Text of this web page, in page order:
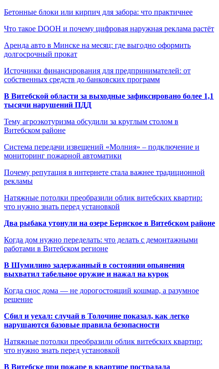
Бетонные блоки или кирпич для забора: что практичнее
Что такое DOOH и почему цифровая наружная реклама растёт
Аренда авто в Минске на месяц: где выгодно оформить
долгосрочный прокат
Источники финансирования для предпринимателей: от
собственных средств до банковских программ
В Витебской области за выходные зафиксировано более 1,1
тысячи нарушений ПДД
Тему агроэкотуризма обсудили за круглым столом в
Витебском районе
Система передачи извещений «Молния» – подключение и
мониторинг пожарной автоматики
Почему репутация в интернете стала важнее традиционной
рекламы
Натяжные потолки преобразили облик витебских квартир:
что нужно знать перед установкой
Два рыбака утонули на озере Бернское в Витебском районе
Когда дом нужно переделать: что делать с демонтажными
работами в Витебском регионе
В Шумилино задержанный в состоянии опьянения
выхватил табельное оружие и нажал на курок
Когда снос дома — не дорогостоящий кошмар, а разумное
решение
Сбил и уехал: случай в Толочине показал, как легко
нарушаются базовые правила безопасности
Натяжные потолки преобразили облик витебских квартир:
что нужно знать перед установкой
В Витебске при пожаре в квартире пострадала